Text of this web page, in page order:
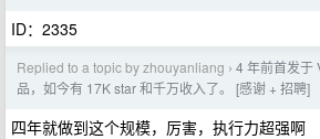
ID：2335
Replied to a topic by zhouyanliang › 4 年前首发于
品，如今有 17K star 和千万收入了。 [感谢 + 招聘]
四年就做到这个规模，厉害，执行力超强啊